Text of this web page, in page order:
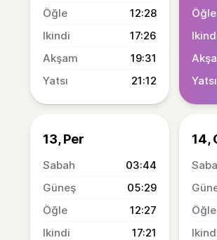
12:28
17:26
19:31
21:12
13, Per
03:44
05:29
12:27
17:21
14,